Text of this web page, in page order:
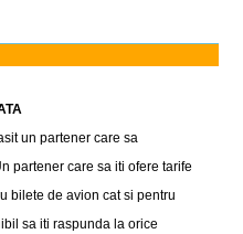
un partener care sa
partener care sa iti ofere tarife
bilete de avion cat si pentru
sa iti raspunda la orice